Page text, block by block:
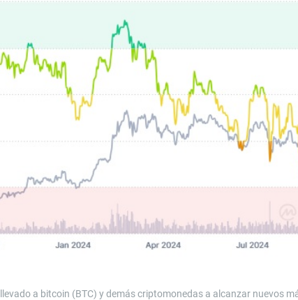
a bitcoin (BTC) y demás criptomonedas a alcanzar nuevos